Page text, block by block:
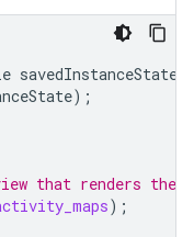
savedInstanceState
);
that renders the
);